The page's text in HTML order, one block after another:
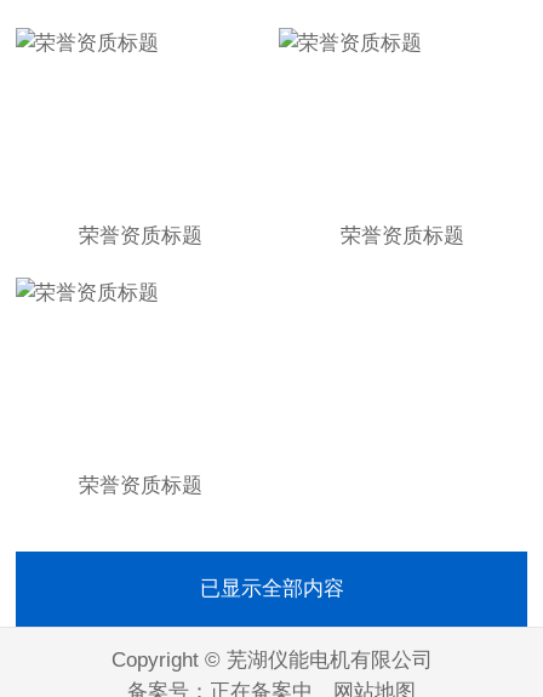
荣誉资质标题 荣誉资质标题
荣誉资质标题
已显示全部内容
Copyright © 芜湖仪能电机有限公司
备案号： 正在备案中 网站地图